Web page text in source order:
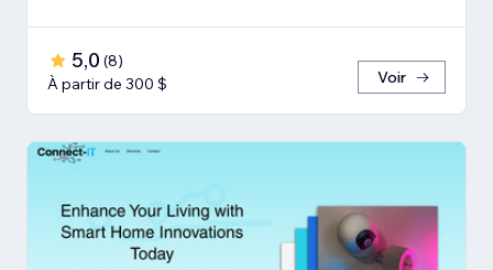
5,0 (8)
À partir de 300 $
Voir